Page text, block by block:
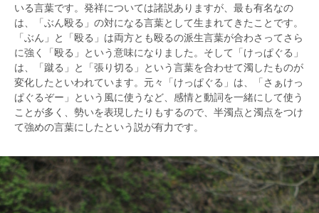
いる言葉です。発祥については諸説ありますが、最も有名なの
は、「ぶん殴る」の対になる言葉として生まれてきたことです。
「ぶん」と「殴る」は両方とも殴るの派生言葉が合わさってさら
に強く「殴る」という意味になりました。そして「けっぱぐる」
は、「蹴る」と「張り切る」という言葉を合わせて濁したものが
変化したといわれています。元々「けっぱぐる」は、「さぁけっ
ぱぐるぞー」という風に使うなど、感情と動詞を一緒にして使う
ことが多く、勢いを表現したりもするので、半濁点と濁点をつけ
て強めの言葉にしたという説が有力です。